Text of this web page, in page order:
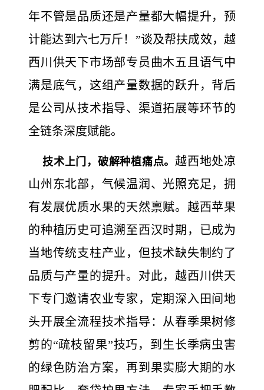
年不管是品质还是产量都大幅提升，预
计能达到六七万斤！”谈及帮扶成效，越
西川供天下市场部专员曲木五且语气中
满是底气，这组产量数据的跃升，背后
是公司从技术指导、渠道拓展等环节的
全链条深度赋能。
技术上门，破解种植痛点。 越西地处凉
山州东北部，气候温润、光照充足，拥
有发展优质水果的天然禀赋。越西苹果
的种植历史可追溯至西汉时期，已成为
当地传统支柱产业，但技术缺失制约了
品质与产量的提升。对此，越西川供天
下专门邀请农业专家，定期深入田间地
头开展全流程技术指导：从春季果树修
剪的“疏枝留果”技巧，到生长季病虫害
的绿色防治方案，再到果实膨大期的水